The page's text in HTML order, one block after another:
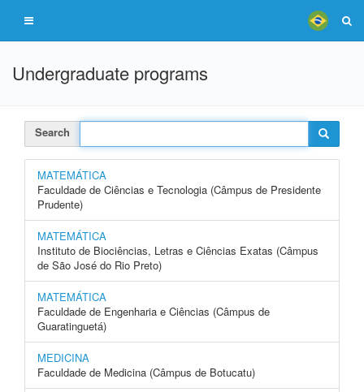
Undergraduate programs
Search
MATEMÁTICA
Faculdade de Ciências e Tecnologia (Câmpus de Presidente
Prudente)
MATEMÁTICA
Instituto de Biociências, Letras e Ciências Exatas (Câmpus
de São José do Rio Preto)
MATEMÁTICA
Faculdade de Engenharia e Ciências (Câmpus de
Guaratinguetá)
MEDICINA
Faculdade de Medicina (Câmpus de Botucatu)